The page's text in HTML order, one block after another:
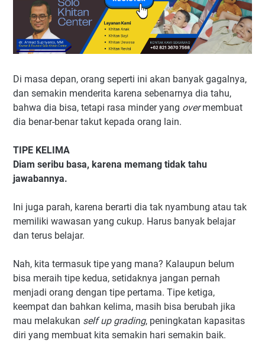
Di masa depan, orang seperti ini akan banyak gagalnya,
dan semakin menderita karena sebenarnya dia tahu,
bahwa dia bisa, tetapi rasa minder yang overmembuat
dia benar-benar takut kepada orang lain.
TIPE KELIMA
Diam seribu basa, karena memang tidak tahu
jawabannya.
Ini juga parah, karena berarti dia tak nyambung atau tak
memiliki wawasan yang cukup. Harus banyak belajar
dan terus belajar.
Nah, kita termasuk tipe yang mana? Kalaupun belum
bisa meraih tipe kedua, setidaknya jangan pernah
menjadi orang dengan tipe pertama. Tipe ketiga,
keempat dan bahkan kelima, masih bisa berubah jika
mau melakukan self up grading, peningkatan kapasitas
diri yang membuat kita semakin hari semakin baik.